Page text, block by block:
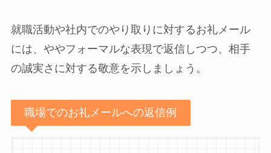
就職活動や社内でのやり取りに対するお礼メール
には、ややフォーマルな表現で返信しつつ、相手
の誠実さに対する敬意を示しましょう。
職場でのお礼メールへの返信例